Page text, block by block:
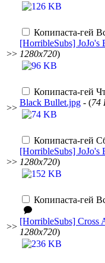
>>
Копипаста-гей
[HorribleSubs] JoJo's
1280x720)
>>
Копипаста-гей
Black Bullet.jpg - (74
>>
Копипаста-гей
[HorribleSubs] JoJo's
1280x720)
>>
Копипаста-гей
[HorribleSubs] Cross
1280x720)